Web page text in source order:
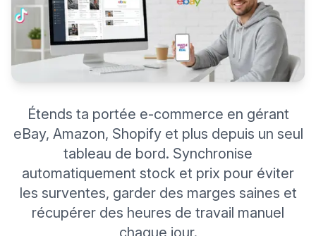
Étends ta portée e-commerce en gérant
eBay, Amazon, Shopify et plus depuis un seul
tableau de bord. Synchronise
automatiquement stock et prix pour éviter
les surventes, garder des marges saines et
récupérer des heures de travail manuel
chaque jour.